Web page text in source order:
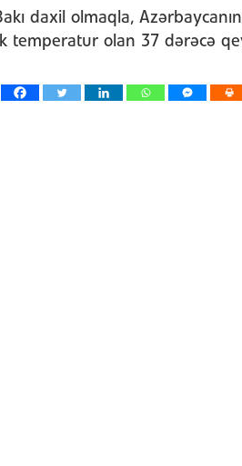
daxil olmaqla,
temperatur olan 37 dərəcə